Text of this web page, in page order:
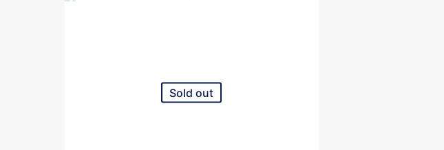
Sold out